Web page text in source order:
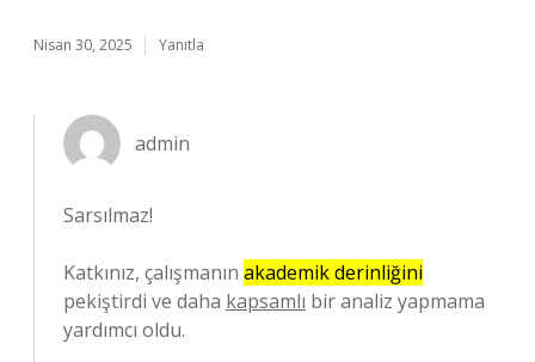
Nisan 30, 2025 Yanıtla
admin
Sarsılmaz!
Katkınız, çalışmanın akademik derinliğini
pekiştirdi ve daha kapsamlı bir analiz yapmama
yardımcı oldu.